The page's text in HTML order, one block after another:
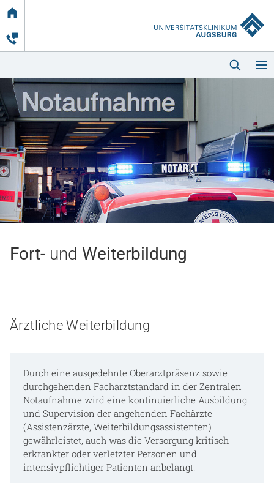
Link
zur
Startseite
Startseite
Kliniken & Einrichtungen
Notaufnahme
Anreise
Fort- und Weiterbildung
Ärztliche Weiterbildung
Durch eine ausgedehnte Oberarztpräsenz sowie
durchgehenden Facharztstandard in der Zentralen
Notaufnahme wird eine kontinuierliche Ausbildung
und Supervision der angehenden Fachärzte
(Assistenzärzte, Weiterbildungsassistenten)
gewährleistet, auch was die Versorgung kritisch
erkrankter oder verletzter Personen und
intensivpflichtiger Patienten anbelangt.